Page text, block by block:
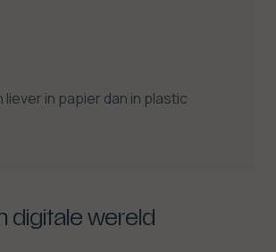
in papier dan in plastic
digitale wereld